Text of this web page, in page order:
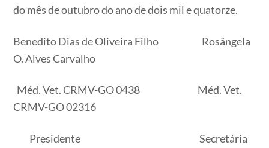
do mês de outubro do ano de dois mil e quatorze.
Benedito Dias de Oliveira Filho Rosângela
O. Alves Carvalho
Méd. Vet. CRMV-GO 0438 Méd. Vet.
CRMV-GO 02316
Presidente Secretária